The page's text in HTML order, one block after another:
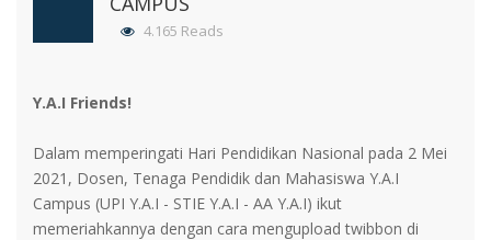
4.165 Reads
Y.A.I Friends!
Dalam memperingati Hari Pendidikan Nasional pada 2 Mei
2021, Dosen, Tenaga Pendidik dan Mahasiswa Y.A.I
Campus (UPI Y.A.I - STIE Y.A.I - AA Y.A.I) ikut
memeriahkannya dengan cara mengupload twibbon di